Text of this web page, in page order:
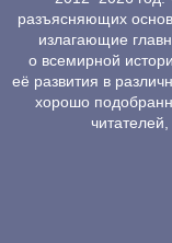
разъясняющих
излагающие
о всемирной
её развития в
хорошо